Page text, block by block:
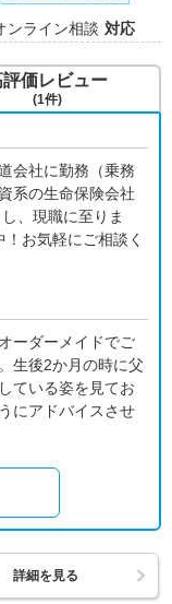
ンライン相談 対応
会社に勤務（乗務
系の生命保険会社
、現職に至りま
お気軽にご相談く
ーダーメイドでご
生後2か月の時に父
ている姿を見てお
にアドバイスさせ
評価レビュー
(1件)
詳細を見る